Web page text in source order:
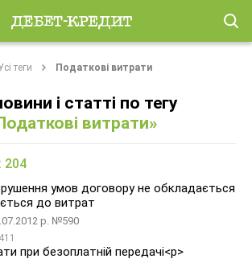
теги Податкові витрати
і статті по тегу
витрати»
204
умов договору не обкладається
до витрат
р. №590
при безоплатній передачі<p>